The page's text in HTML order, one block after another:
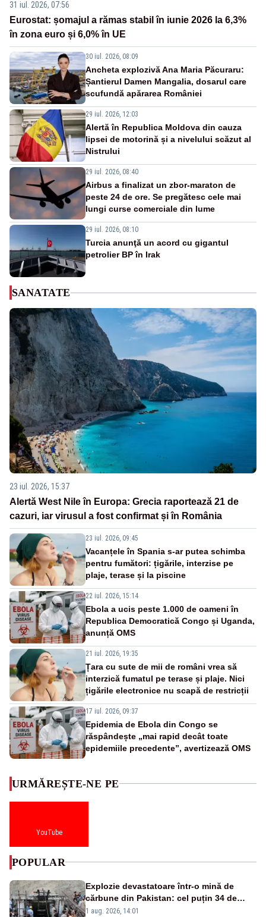
31 iul. 2026, 07:56
Eurostat: șomajul a rămas stabil în iunie 2026 la 6,3%
în zona euro și 6,0% în UE
30 iul. 2026, 08:09
Ancheta explozivă Ana Maria Păcuraru:
Șantierul Damen Mangalia, dosarul care
scufundă apărarea României
29 iul. 2026, 12:03
Alertă în Republica Moldova din cauza
lipsei de motorină și a nivelului scăzut al
Nistrului
29 iul. 2026, 08:40
Airbus a finalizat un zbor-maraton de
peste 24 de ore. Se pregătesc cele mai
lungi curse comerciale din lume
29 iul. 2026, 08:10
Turcia anunţă un acord cu gigantul
petrolier BP în Irak
SANATATE
23 iul. 2026, 15:37
Alertă West Nile în Europa: Grecia raportează 21 de
cazuri, iar virusul a fost confirmat și în România
23 iul. 2026, 09:45
Vacanțele în Spania s-ar putea schimba
pentru fumători: țigările, interzise pe
plaje, terase și la piscine
22 iul. 2026, 15:14
Ebola a ucis peste 1.000 de oameni în
Republica Democratică Congo și Uganda,
anunță OMS
21 iul. 2026, 19:35
Țara cu sute de mii de români vrea să
interzică fumatul pe terase și plaje. Nici
țigările electronice nu scapă de restricții
17 iul. 2026, 09:37
Epidemia de Ebola din Congo se
răspândește „mai rapid decât toate
epidemiile precedente”, avertizează OMS
URMĂREȘTE-NE PE
YouTube
POPULAR
Explozie devastatoare într-o mină de
cărbune din Pakistan: cel puțin 34 de
morți - VIDEO
1 aug. 2026, 14:01